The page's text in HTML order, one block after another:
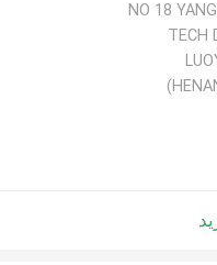
NO 18
TECH